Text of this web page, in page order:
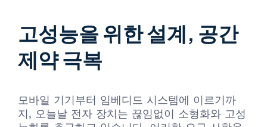
고성능을 위한 설계, 공간
제약 극복
모바일 기기부터 임베디드 시스템에 이르기까
지, 오늘날 전자 장치는 끊임없이 소형화와 고성